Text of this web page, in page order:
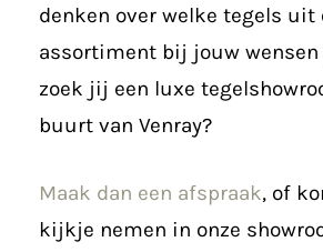
denken over welke tegels uit
assortiment bij jouw wensen
zoek jij een luxe
buurt van Venray?
Maak dan een afspraak, of
kijkje nemen in onze